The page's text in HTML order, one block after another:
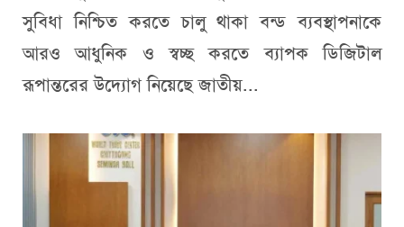
সুবিধা নিশ্চিত করতে চালু থাকা বন্ড ব্যবস্থাপনাকে
আরও আধুনিক ও স্বচ্ছ করতে ব্যাপক ডিজিটাল
রূপান্তরের উদ্যোগ নিয়েছে জাতীয়...